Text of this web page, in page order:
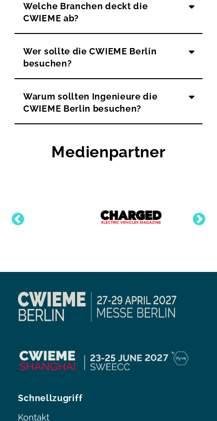
Welche Branchen deckt die
CWIEME ab?
Wer sollte die CWIEME Berlin
besuchen?
Warum sollten Ingenieure die
CWIEME Berlin besuchen?
Medienpartner
Schnellzugriff
Kontakt